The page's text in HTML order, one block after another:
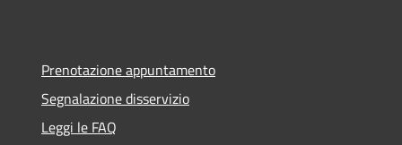
Prenotazione appuntamento
Segnalazione disservizio
Leggi le FAQ